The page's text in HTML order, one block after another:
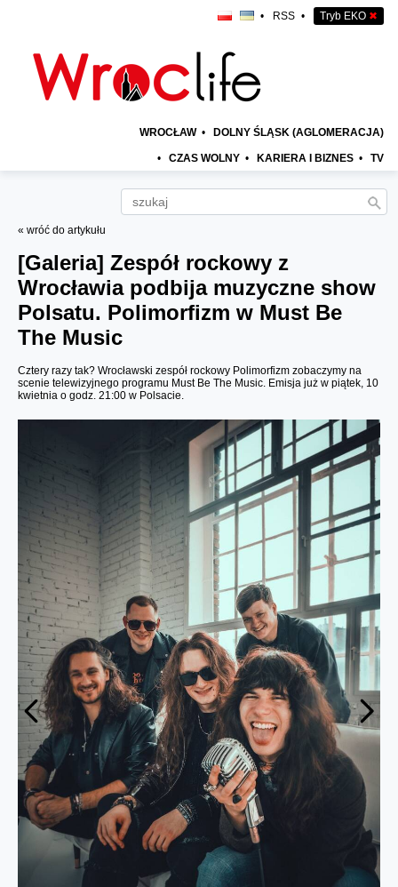
• RSS • Tryb EKO ✖
WROCŁAW • DOLNY ŚLĄSK (AGLOMERACJA)
• CZAS WOLNY • KARIERA I BIZNES • TV
« wróć do artykułu
[Galeria] Zespół rockowy z
Wrocławia podbija muzyczne show
Polsatu. Polimorfizm w Must Be
The Music
Cztery razy tak? Wrocławski zespół rockowy Polimorfizm zobaczymy na
scenie telewizyjnego programu Must Be The Music. Emisja już w piątek, 10
kwietnia o godz. 21:00 w Polsacie.